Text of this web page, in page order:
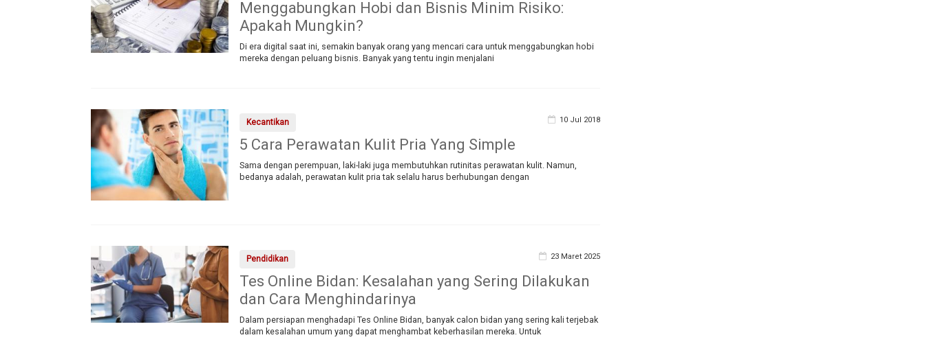
Menggabungkan Hobi dan Bisnis Minim Risiko:
Apakah Mungkin?
Di era digital saat ini, semakin banyak orang yang mencari cara untuk menggabungkan hobi
mereka dengan peluang bisnis. Banyak yang tentu ingin menjalani
Kecantikan 10 Jul 2018
5 Cara Perawatan Kulit Pria Yang Simple
Sama dengan perempuan, laki-laki juga membutuhkan rutinitas perawatan kulit. Namun,
bedanya adalah, perawatan kulit pria tak selalu harus berhubungan dengan
Pendidikan 23 Maret 2025
Tes Online Bidan: Kesalahan yang Sering Dilakukan
dan Cara Menghindarinya
Dalam persiapan menghadapi Tes Online Bidan, banyak calon bidan yang sering kali terjebak
dalam kesalahan umum yang dapat menghambat keberhasilan mereka. Untuk